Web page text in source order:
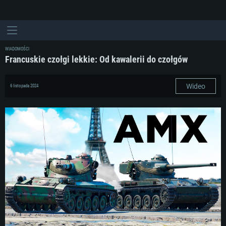
WIADOMOŚCI
Francuskie czołgi lekkie: Od kawalerii do czołgów
6 listopada 2024 Wideo